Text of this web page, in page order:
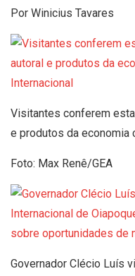
Por Winicius Tavares
Visitantes conferem
e produtos da economia
Foto: Max Renê/GEA
Governador Clécio Luís